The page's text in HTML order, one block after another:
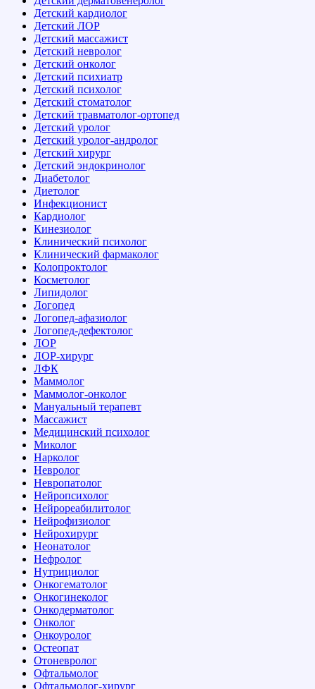
Детский кардиолог
Детский ЛОР
Детский массажист
Детский невролог
Детский онколог
Детский психиатр
Детский психолог
Детский стоматолог
Детский травматолог-ортопед
Детский уролог
Детский уролог-андролог
Детский хирург
Детский эндокринолог
Диабетолог
Диетолог
Инфекционист
Кардиолог
Кинезиолог
Клинический психолог
Клинический фармаколог
Колопроктолог
Косметолог
Липидолог
Логопед
Логопед-афазиолог
Логопед-дефектолог
ЛОР
ЛОР-хирург
ЛФК
Маммолог
Маммолог-онколог
Мануальный терапевт
Массажист
Медицинский психолог
Миколог
Нарколог
Невролог
Невропатолог
Нейропсихолог
Нейрореабилитолог
Нейрофизиолог
Нейрохирург
Неонатолог
Нефролог
Нутрициолог
Онкогематолог
Онкогинеколог
Онкодерматолог
Онколог
Онкоуролог
Остеопат
Отоневролог
Офтальмолог
Офтальмолог-хирург